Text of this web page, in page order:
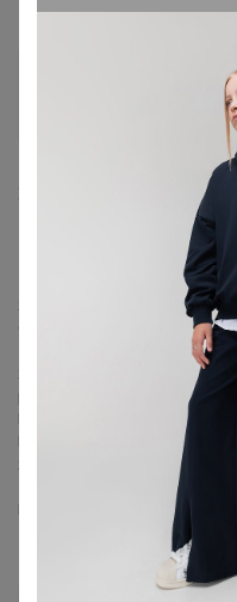
Великий
24 декабря, 2021 10:12
Я признаю свою вину,
Сколько времени, честно не
1.5 - 2 месяца, что бы
Я думаю, что мне
Понимаю, вас. Но, поверьте,
Прошу, вас, подождать.
Если есть возможность